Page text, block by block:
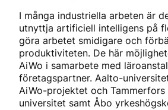
I många industriella arbeten är
utnyttja artificiell intelligens på
göra arbetet smidigare och
produktiviteten. De här
AiWo i samarbete med
företagspartner. Aalto-
AiWo-projektet och
universitet samt Åbo